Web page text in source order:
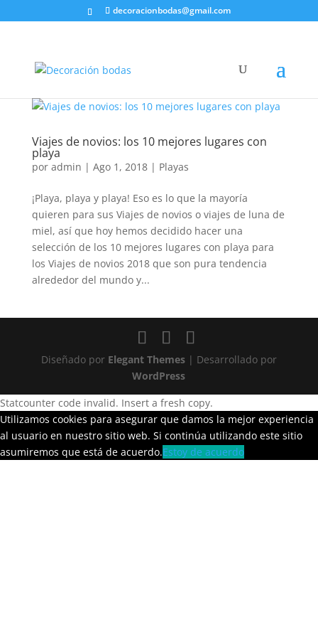
decoracionbodas@gmail.com
Viajes de novios: los 10 mejores lugares con
playa
por admin | Ago 1, 2018| Playas
¡Playa, playa y playa! Eso es lo que la mayoría
quieren para sus Viajes de novios o viajes de luna de
miel, así que hoy hemos decidido hacer una
selección de los 10 mejores lugares con playa para
los Viajes de novios 2018 que son pura tendencia
alrededor del mundo y...
Diseñado por Elegant Themes| Desarrollado por
WordPress
Statcounter code invalid. Insert a fresh copy.
Utilizamos cookies para asegurar que damos la mejor experiencia
al usuario en nuestro sitio web. Si continúa utilizando este sitio
asumiremos que está de acuerdo.Estoy de acuerdo